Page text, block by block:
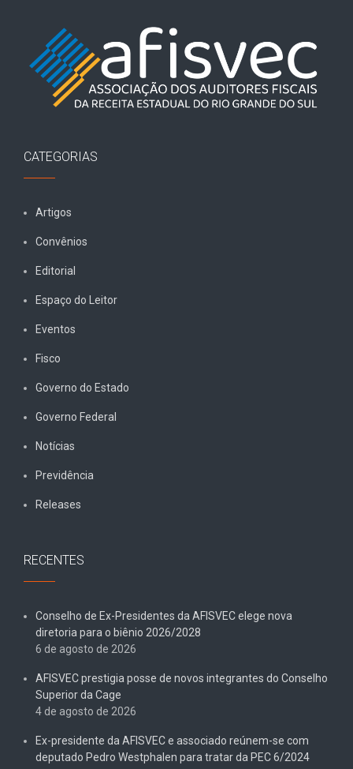
CATEGORIAS
Artigos
Convênios
Editorial
Espaço do Leitor
Eventos
Fisco
Governo do Estado
Governo Federal
Notícias
Previdência
Releases
RECENTES
Conselho de Ex-Presidentes da AFISVEC elege nova
diretoria para o biênio 2026/2028
6 de agosto de 2026
AFISVEC prestigia posse de novos integrantes do Conselho
Superior da Cage
4 de agosto de 2026
Ex-presidente da AFISVEC e associado reúnem-se com
deputado Pedro Westphalen para tratar da PEC 6/2024